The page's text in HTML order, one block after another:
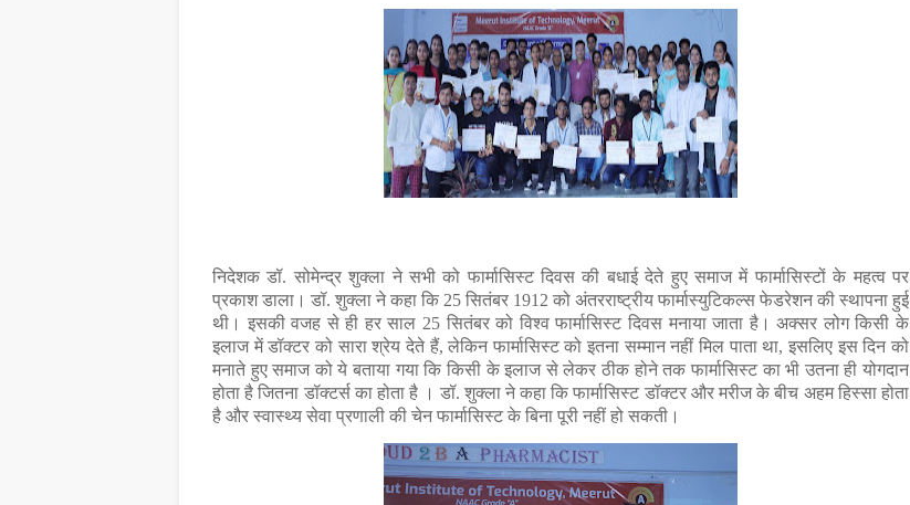
निदेशक डॉ. सोमेन्द्र शुक्ला ने सभी को फार्मासिस्ट दिवस की बधाई देते हुए समाज में फार्मासिस्टों के महत्व पर
प्रकाश डाला। डॉ. शुक्ला ने कहा कि 25 सितंबर 1912 को अंतरराष्ट्रीय फार्मास्युटिकल्स फेडरेशन की स्थापना हुई
थी। इसकी वजह से ही हर साल 25 सितंबर को विश्व फार्मासिस्ट दिवस मनाया जाता है। अक्सर लोग किसी के
इलाज में डॉक्टर को सारा श्रेय देते हैं, लेकिन फार्मासिस्ट को इतना सम्मान नहीं मिल पाता था, इसलिए इस दिन को
मनाते हुए समाज को ये बताया गया कि किसी के इलाज से लेकर ठीक होने तक फार्मासिस्ट का भी उतना ही योगदान
होता है जितना डॉक्टर्स का होता है । डॉ. शुक्ला ने कहा कि फार्मासिस्ट डॉक्टर और मरीज के बीच अहम हिस्सा होता
है और स्वास्थ्य सेवा प्रणाली की चेन फार्मासिस्ट के बिना पूरी नहीं हो सकती।